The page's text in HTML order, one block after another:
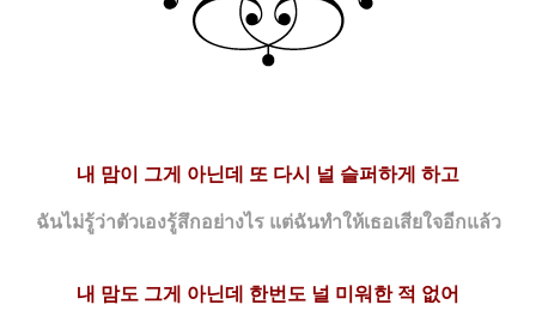
내 맘이 그게 아닌데 또 다시 널 슬퍼하게 하고
ฉันไม่รู้ว่าตัวเองรู้สึกอย่างไร แต่ฉันทำให้เธอเสียใจอีกแล้ว
내 맘도 그게 아닌데 한번도 널 미워한 적 없어